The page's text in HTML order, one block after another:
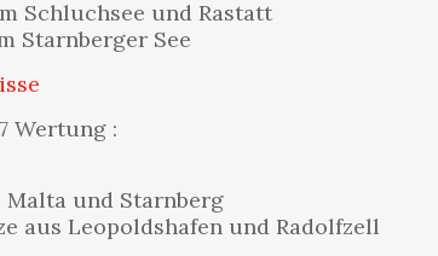
Schluchsee und Rastatt
Starnberger See
Wertung :
Malta und Starnberg
aus Leopoldshafen und Radolfzell